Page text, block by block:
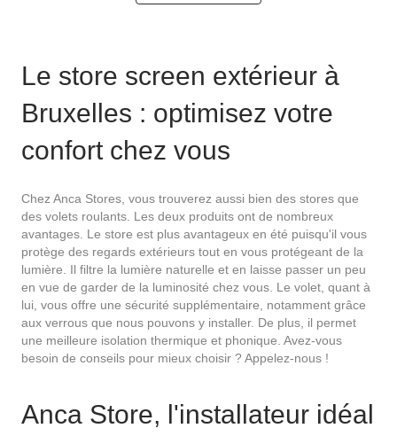
Le store screen extérieur à
Bruxelles : optimisez votre
confort chez vous
Chez Anca Stores, vous trouverez aussi bien des stores que
des volets roulants. Les deux produits ont de nombreux
avantages. Le store est plus avantageux en été puisqu'il vous
protège des regards extérieurs tout en vous protégeant de la
lumière. Il filtre la lumière naturelle et en laisse passer un peu
en vue de garder de la luminosité chez vous. Le volet, quant à
lui, vous offre une sécurité supplémentaire, notamment grâce
aux verrous que nous pouvons y installer. De plus, il permet
une meilleure isolation thermique et phonique. Avez-vous
besoin de conseils pour mieux choisir ? Appelez-nous !
Anca Store, l'installateur idéal